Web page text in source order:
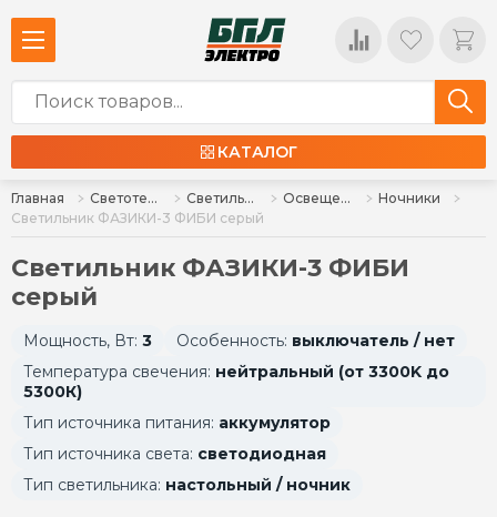
КАТАЛОГ
Главная Светотехника Светильники Освещение для дома и интерьера
Ночники
Светильник ФАЗИКИ-3 ФИБИ серый
Светильник ФАЗИКИ-3 ФИБИ
серый
Мощность, Вт: 3 Особенность: выключатель / нет
Температура свечения: нейтральный (от 3300K до
5300К)
Тип источника питания: аккумулятор
Тип источника света: светодиодная
Тип светильника: настольный / ночник